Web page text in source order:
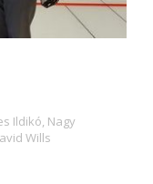
Ildikó, Nagy
Wills